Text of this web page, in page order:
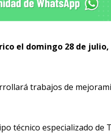
el domingo 28 de julio,
trabajos de
técnico especializado de